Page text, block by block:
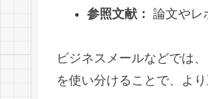
参照文献： 論文やレ
ビジネスメールなどでは
を使い分けることで、よ